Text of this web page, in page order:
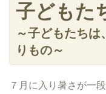
子どもた
～子どもたちは
りもの～
７月に入り暑さが一